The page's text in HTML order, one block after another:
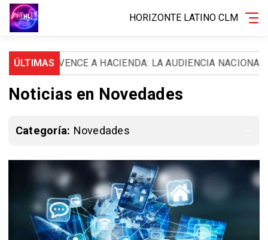
HORIZONTE LATINO CLM
ÚLTIMAS
A HACIENDA: LA AUDIENCIA NACIONAL LE ORDENA
Noticias en Novedades
Categoría: Novedades